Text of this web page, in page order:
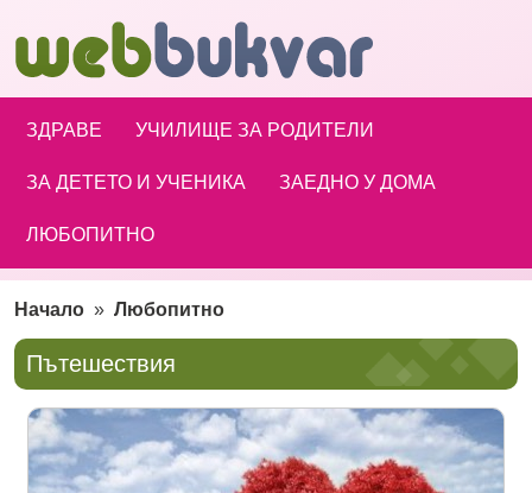
ЗДРАВЕ УЧИЛИЩЕ ЗА РОДИТЕЛИ
ЗА ДЕТЕТО И УЧЕНИКА ЗАЕДНО У ДОМА
ЛЮБОПИТНО
Начало » Любопитно
Пътешествия